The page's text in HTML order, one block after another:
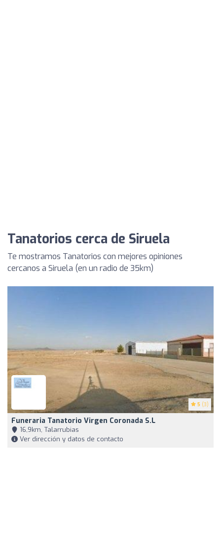
Tanatorios cerca de Siruela
Te mostramos Tanatorios con mejores opiniones
cercanos a Siruela (en un radio de 35km)
5 (3)
Funeraria Tanatorio Virgen Coronada S.L
16,9km, Talarrubias
Ver dirección y datos de contacto